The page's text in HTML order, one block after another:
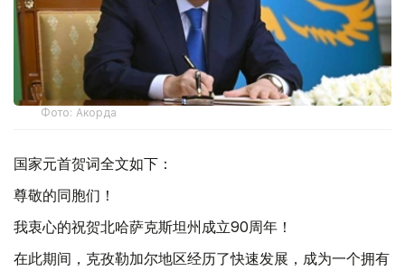
Фото: Акорда
国家元首贺词全文如下：
尊敬的同胞们！
我衷心的祝贺北哈萨克斯坦州成立90周年！
在此期间，克孜勒加尔地区经历了快速发展，成为一个拥有